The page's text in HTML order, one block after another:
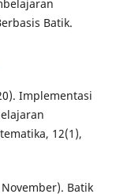
Batik.
Implementasi
12(1),
Batik